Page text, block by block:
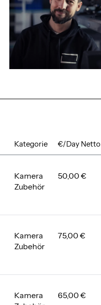
Kategorie €/Day Netto
Kamera
Zubehör
50,00 €
Kamera
Zubehör
75,00 €
Kamera
65,00 €